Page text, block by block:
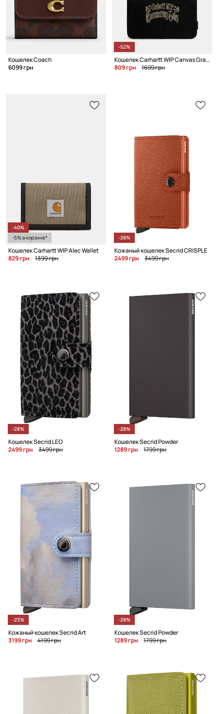
Кошелек Coach
6099 грн
-52%
Кошелек Carhartt WIP Canvas Graphic Zip Wallet
809 грн
1699 грн
-40%
-5% в корзине*
Кошелек Carhartt WIP Alec Wallet
829 грн
1399 грн
-28%
Кожаный кошелек Secrid CRISPLE
2499 грн
3499 грн
-28%
Кошелек Secrid LEO
2499 грн
3499 грн
-28%
Кошелек Secrid Powder
1289 грн
1799 грн
-23%
Кожаный кошелек Secrid Art
3199 грн
4199 грн
-28%
Кошелек Secrid Powder
1289 грн
1799 грн